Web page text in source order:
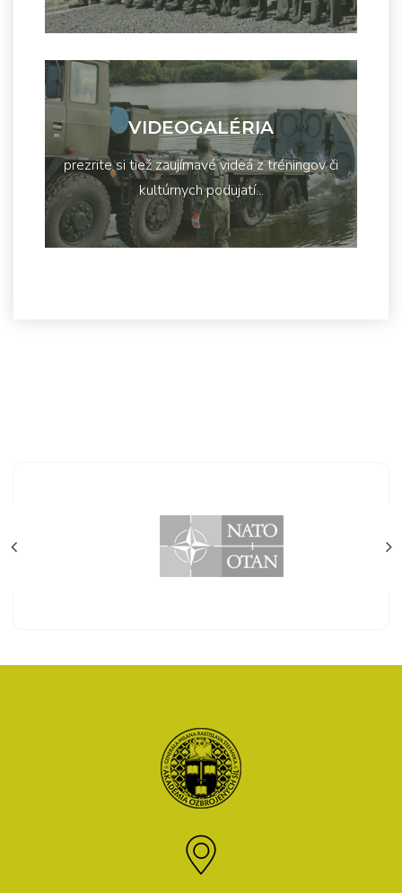
VIDEOGALÉRIA
prezrite si tiež zaujímavé videá z tréningov či
kultúrnych podujatí...